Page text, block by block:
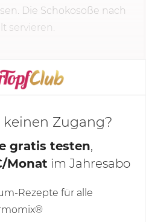
Die Schokosoße nach
servieren.
STARTEN
Zugang?
gratis testen,
Monat im Jahresabo
Rezepte für alle